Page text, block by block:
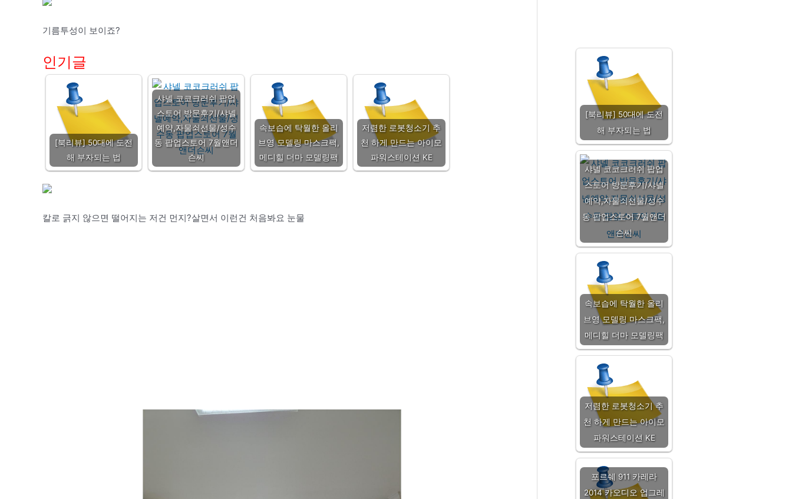
기름투성이 보이죠?
인기글
[북리뷰] 50대에 도전
해 부자되는 법
샤넬 코코크러쉬 팝업
스토어 방문후기/샤넬
예약,자물쇠선물/성수
동 팝업스토어 7월앤더
슨씨
속보습에 탁월한 올리
브영 모델링 마스크팩,
메디힐 더마 모델링팩
저렴한 로봇청소기 추
천 하게 만드는 아이모
파워스테이션 KE
칼로 긁지 않으면 떨어지는 저건 먼지?살면서 이런건 처음봐요 눈물
[북리뷰] 50대에 도전
해 부자되는 법
샤넬 코코크러쉬 팝업
스토어 방문후기/샤넬
예약,자물쇠선물/성수
동 팝업스토어 7월앤더
슨씨
속보습에 탁월한 올리
브영 모델링 마스크팩,
메디힐 더마 모델링팩
저렴한 로봇청소기 추
천 하게 만드는 아이모
파워스테이션 KE
포르쉐 911 카레라
2014 카오디오 업그레